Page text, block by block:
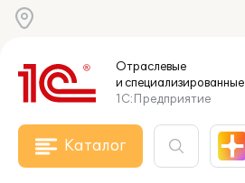
Отраслевые
и специализированные
1С:Предприятие
Каталог